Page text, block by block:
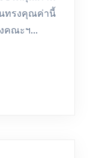
นทรงคุณค่านี้
คณะฯ...